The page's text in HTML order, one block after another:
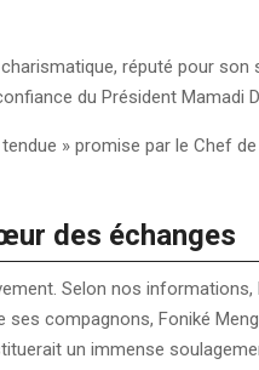
réputé pour
du Président Mamadi
» promise par le Chef de
des échanges
Selon nos informations,
compagnons, Foniké
un immense